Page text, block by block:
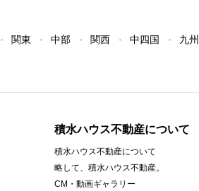
関東 中部 関西 中四国 九州
積水ハウス不動産について
積水ハウス不動産について
略して、積水ハウス不動産。
CM・動画ギャラリー